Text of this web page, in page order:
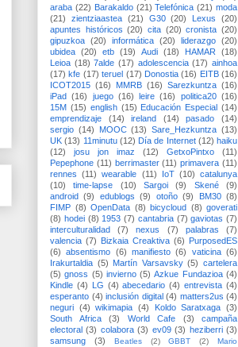
araba (22) Barakaldo (21) Telefónica (21) moda
(21)
zientziaastea (21) G30 (20) Lexus
(20)
apuntes históricos (20) cita (20) cronista (20)
gipuzkoa (20) informática (20) liderazgo (20)
ubidea (20) etb (19) Audi (18) HAMAR
(18)
Leioa (18) 7alde (17) adolescencia (17) ainhoa
(17) kfe (17) teruel (17) Donostia (16) EITB (16)
ICOT2015 (16) MMRB (16) Sarezkuntza (16)
iPad (16) juego (16) leire (16) politica20 (16)
15M (15) english (15) Educación Especial (14)
emprendizaje
(14) ireland (14) pasado
(14)
sergio (14) MOOC (13) Sare_Hezkuntza (13)
UK (13) 11minutu (12) Día de Internet (12) haiku
(12)
josu jon imaz (12) GetxoPintxo
(11)
Pepephone (11) berrimaster (11) primavera (11)
rennes (11) wearable (11) IoT (10) catalunya
(10)
time-lapse (10) Sargoi (9) Skené
(9)
android (9) edublogs (9) otoño (9) BM30 (8)
FIMP (8) OpenData (8) bicycloud (8) goverati
(8) hodei (8) 1953 (7) cantabria (7) gaviotas (7)
interculturalidad
(7) nexus (7) palabras
(7)
valencia (7) Bizkaia Creaktiva (6) PurposedES
(6)
absentismo (6) manifiesto (6) vaticina (6)
Irakurtaldia (5) Martín Varsavsky (5) cartelera
(5) gnoss (5) invierno (5) Azkue Fundazioa (4)
Kindle (4) LG (4) abecedario (4) entrevista (4)
esperanto (4) inclusión digital (4) matters2us (4)
neguri (4) wikimapia (4) Koldo Saratxaga (3)
South Africa
(3) World Cafe (3)
campaña
electoral (3) colabora (3) ev09 (3) heziberri (3)
samsung
(3) Beatles (2) GBBT (2)
Mario